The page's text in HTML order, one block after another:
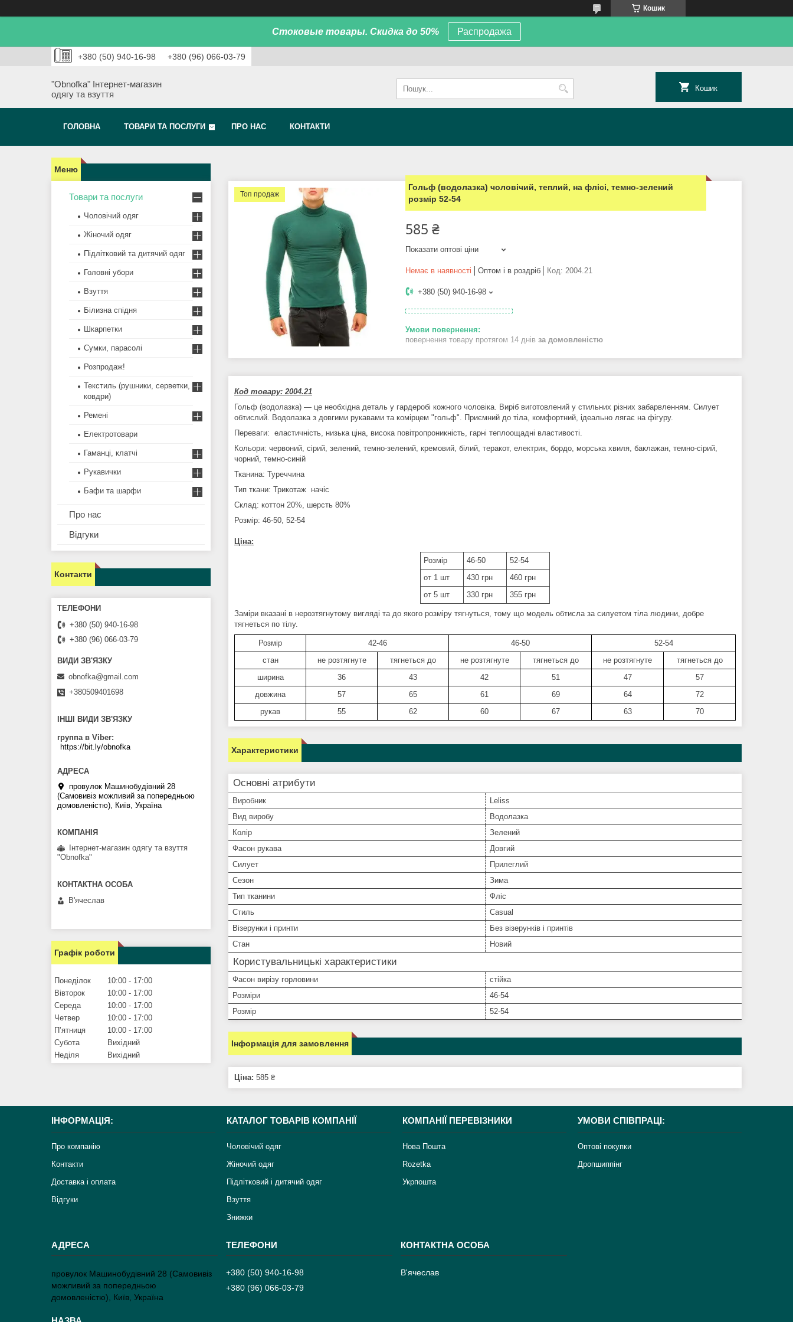
Кошик
Стоковые товары. Скидка до 50% Распродажа
+380 (50) 940-16-98 +380 (96) 066-03-79
"Obnofka" Інтернет-магазин
одягу та взуття
Кошик
ГОЛОВНА ТОВАРИ ТА ПОСЛУГИ ПРО НАС КОНТАКТИ
Топ продаж
Гольф (водолазка) чоловічий, теплий, на флісі, темно-зелений
розмір 52-54
585 ₴
Показати оптові ціни
Немає в наявності Оптом і в роздріб Код: 2004.21
+380 (50) 940-16-98
повернення товару протягом 14 днів за домовленістю
Код товару: 2004.21
Гольф (водолазка) — це необхідна деталь у гардеробі кожного чоловіка. Виріб виготовлений у стильних різних забарвленням. Силует
обтислий. Водолазка з довгими рукавами та комірцем "гольф". Приємний до тіла, комфортний, ідеально лягає на фігуру.
Переваги: еластичність, низька ціна, висока повітропроникність, гарні теплоощадні властивості.
Кольори: червоний, сірий, зелений, темно-зелений, кремовий, білий, теракот, електрик, бордо, морська хвиля, баклажан, темно-сірий,
чорний, темно-синій
Тканина: Туреччина
Тип ткани: Трикотаж начіс
Склад: коттон 20%, шерсть 80%
Розмір: 46-50, 52-54
Ціна:
Розмір 46-50
52-54
от 1 шт
430 грн
460 грн
от 5 шт
330 грн 355 грн
Заміри вказані в нерозтягнутому вигляді та до якого розміру тягнуться, тому що модель обтисла за силуетом тіла людини, добре
тягнеться по тілу.
Розмір 42-46 46-50
52-54
стан
не розтягнуте тягнеться до не розтягнуте тягнеться до не розтягнуте
тягнеться до
ширина
36 43 42 51 47
57
довжина
57 65 61 69 64
72
рукав
55 62 60 67 63 70
Характеристики
Основні атрибути
Виробник
Leliss
Вид виробу
Водолазка
Колір
Зелений
Фасон рукава
Довгий
Силует
Прилеглий
Сезон
Зима
Тип тканини
Фліс
Стиль
Casual
Візерунки і принти
Без візерунків і принтів
Стан
Новий
Користувальницькі характеристики
Фасон вирізу горловини
стійка
Розміри
46-54
Розмір
52-54
Інформація для замовлення
Ціна: 585 ₴
Товари та послуги
Чоловічий одяг
Жіночий одяг
Підлітковий та дитячий одяг
Головні убори
Взуття
Білизна спідня
Шкарпетки
Сумки, парасолі
Розпродаж!
Текстиль (рушники, серветки,
ковдри)
Ремені
Електротовари
Гаманці, клатчі
Рукавички
Бафи та шарфи
Про нас
Відгуки
Контакти
+380 (50) 940-16-98
+380 (96) 066-03-79
obnofka@gmail.com
+380509401698
ІНШІ ВИДИ ЗВ'ЯЗКУ
группа в Viber
https://bit.ly/obnofka
провулок Машинобудівний 28
(Самовивіз можливий за попередньою
домовленістю), Київ, Україна
Інтернет-магазин одягу та взуття
"Obnofka"
В'ячеслав
Графік роботи
Понеділок 10:00
17:00
Вівторок
10:00
17:00
Середа
10:00
17:00
Четвер
10:00
17:00
Пʼятниця
10:00
17:00
Субота
Вихідний
Неділя
Вихідний
ІНФОРМАЦІЯ:
Про компанію
Контакти
Доставка і оплата
Відгуки
КАТАЛОГ ТОВАРІВ КОМПАНІЇ
Чоловічий одяг
Жіночий одяг
Підлітковий і дитячий одяг
Взуття
Знижки
КОМПАНІЇ ПЕРЕВІЗНИКИ
Нова Пошта
Rozetka
Укрпошта
УМОВИ СПІВПРАЦІ:
Оптові покупки
Дропшиппінг
провулок Машинобудівний 28 (Самовивіз
можливий за попередньою
домовленістю), Київ, Україна
+380 (50) 940-16-98
+380 (96) 066-03-79
В'ячеслав